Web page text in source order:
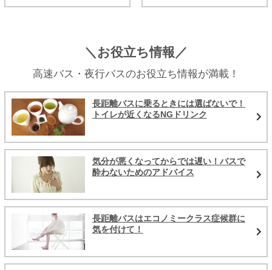
＼お役立ち情報／
高速バス・夜行バスのお役立ち情報が満載！
長距離バスに乗るときには選ばないで！
トイレが近くなるNGドリンク
気分が悪くなってからでは遅い！バスで
酔わないためのアドバイス
長距離バスはエコノミークラス症候群に
気を付けて！